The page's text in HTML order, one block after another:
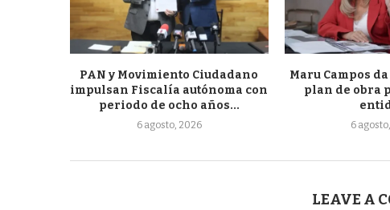
PAN y Movimiento Ciudadano
impulsan Fiscalía autónoma con
periodo de ocho años...
6 agosto, 2026
Maru Campos
plan de obra
6
LEAVE A